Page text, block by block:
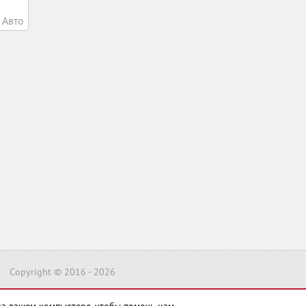
Авто
Copyright © 2016 - 2026